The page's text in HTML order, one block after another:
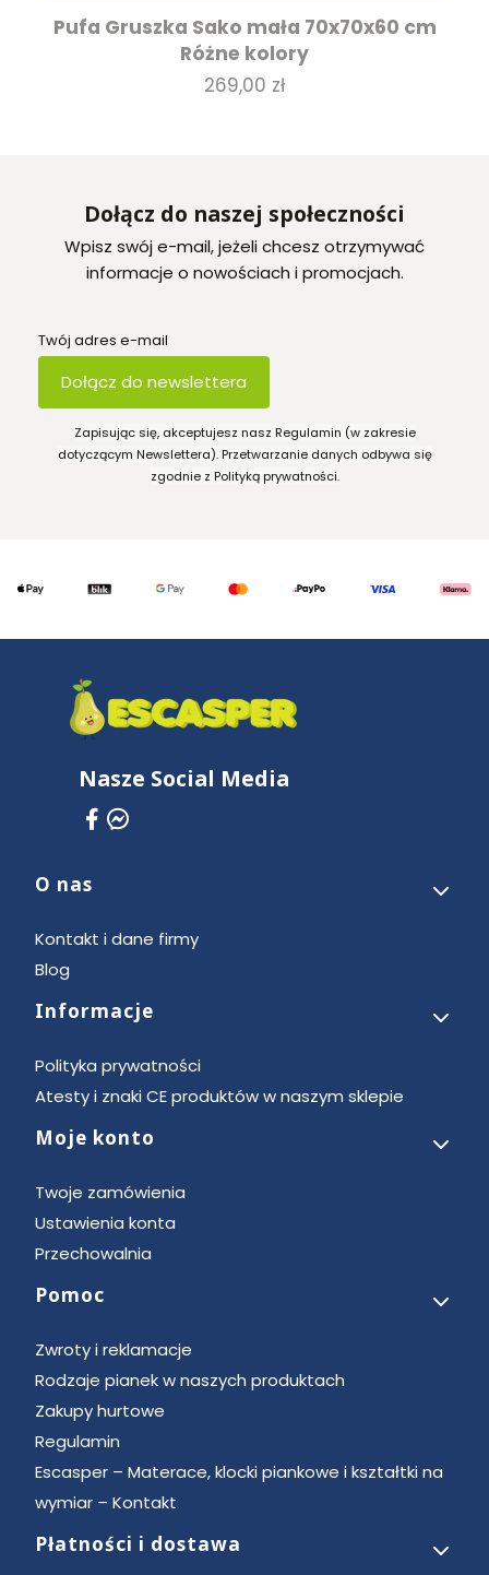
Pufa Gruszka Sako mała 70x70x60 cm
Różne kolory
Cena
269,00 zł
Dołącz do naszej społeczności
Wpisz swój e-mail, jeżeli chcesz otrzymywać
informacje o nowościach i promocjach.
Twój adres e-mail
Dołącz do newslettera
Zapisując się, akceptujesz nasz Regulamin (w zakresie
dotyczącym Newslettera). Przetwarzanie danych odbywa się
zgodnie z Polityką prywatności.
Nasze Social Media
Linki w stopce
O nas
Kontakt i dane firmy
Blog
Informacje
Polityka prywatności
Atesty i znaki CE produktów w naszym sklepie
Moje konto
Twoje zamówienia
Ustawienia konta
Przechowalnia
Pomoc
Zwroty i reklamacje
Rodzaje pianek w naszych produktach
Zakupy hurtowe
Regulamin
Escasper – Materace, klocki piankowe i kształtki na
wymiar – Kontakt
Płatności i dostawa